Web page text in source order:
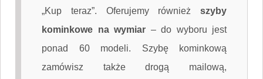
„Kup teraz”. Oferujemy również szyby
kominkowe na wymiar – do wyboru jest
ponad 60 modeli. Szybę kominkową
zamówisz także drogą mailową,